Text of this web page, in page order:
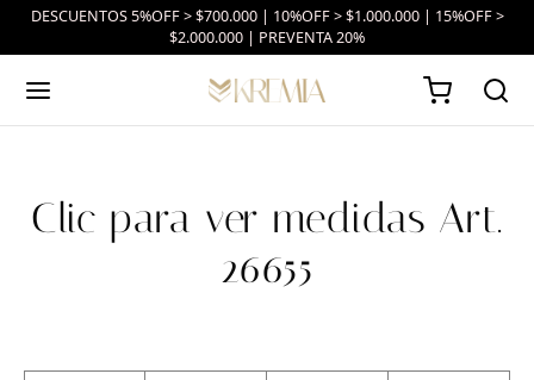
DESCUENTOS 5%OFF > $700.000 | 10%OFF > $1.000.000 | 15%OFF >
$2.000.000 | PREVENTA 20%
Clic para ver medidas Art.
26655